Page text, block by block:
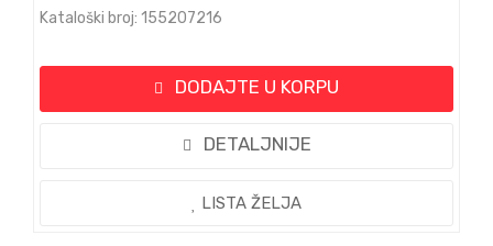
Kataloški broj: 155207216
DODAJTE U KORPU
DETALJNIJE
LISTA ŽELJA